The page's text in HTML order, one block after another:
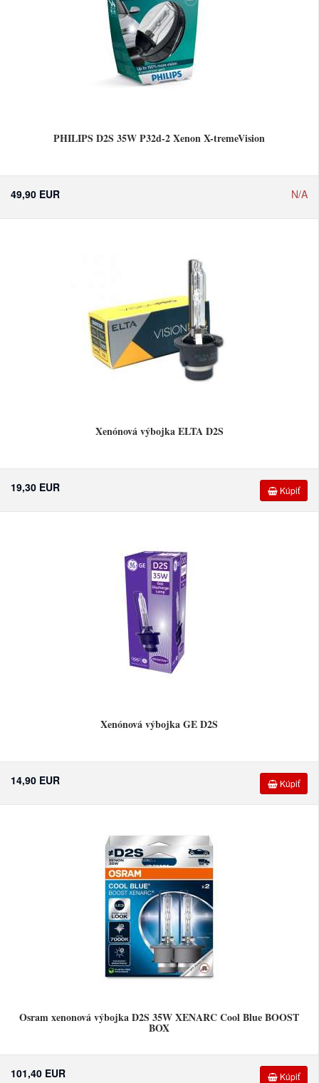
PHILIPS D2S 35W P32d-2 Xenon X-tremeVision
N/A
49,90 EUR
Xenónová výbojka ELTA D2S
Kúpiť
19,30 EUR
Xenónová výbojka GE D2S
Kúpiť
14,90 EUR
Osram xenonová výbojka D2S 35W XENARC Cool Blue BOOST
BOX
Kúpiť
101,40 EUR